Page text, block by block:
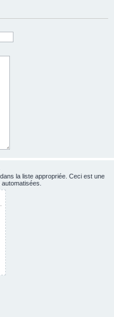
la liste appropriée. Ceci est une